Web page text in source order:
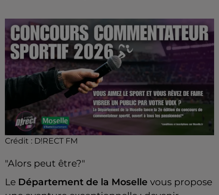
Crédit : D!RECT FM
"Alors peut être?"
Le Département de la Moselle vous propose